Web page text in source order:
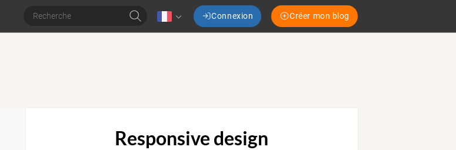
Connexion Créer mon blog
Responsive design